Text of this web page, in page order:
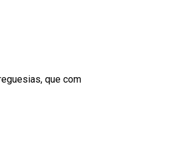
que com